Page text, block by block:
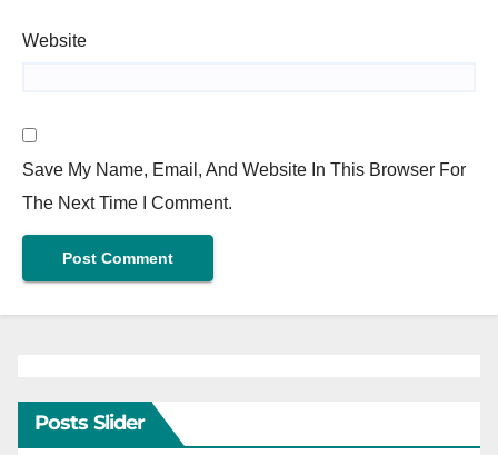
Website
Save My Name, Email, And Website In This Browser For
The Next Time I Comment.
Posts Slider